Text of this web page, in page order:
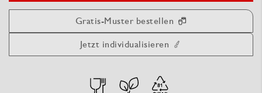
Gratis-Muster bestellen
Jetzt individualisieren